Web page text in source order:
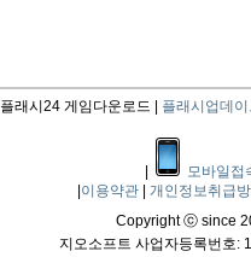
플래시24 게임다운로드 | 플래시업데이
모바일접
이용약관
개인정보취급
Copyright ⓒ since
지오소프트 사업자등록번호: